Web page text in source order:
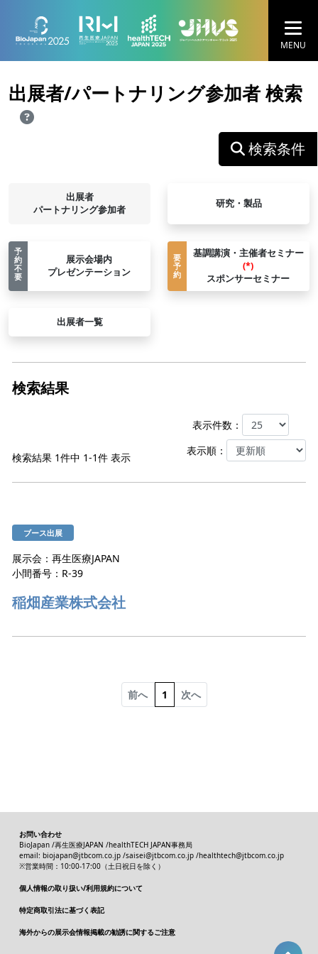
MENU
出展者/パートナリング参加者 検索
検索条件
出展者
パートナリング参加者
研究・製品
予
約
不
要
展⽰会場内
プレゼンテーション
要
予
約
基調講演・主催者セミナー
(*)
スポンサーセミナー
出展者一覧
検索結果
検索結果 1件中 1-1件 表⽰
表⽰件数：
表⽰順：
ブース出展
展示会：再生医療JAPAN
⼩間番号：R-39
稲畑産業株式会社
前へ 1 次へ
お問い合わせ
BioJapan /再生医療JAPAN /healthTECH JAPAN事務局
email: biojapan@jtbcom.co.jp /saisei@jtbcom.co.jp /healthtech@jtbcom.co.jp
※営業時間：10:00-17:00（土日祝日を除く）
個人情報の取り扱い/利用規約について
特定商取引法に基づく表記
海外からの展示会情報掲載の勧誘に関するご注意